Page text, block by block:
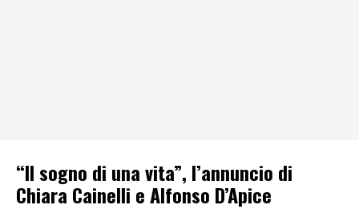
“Il sogno di una vita”, l’annuncio di
Chiara Cainelli e Alfonso D’Apice